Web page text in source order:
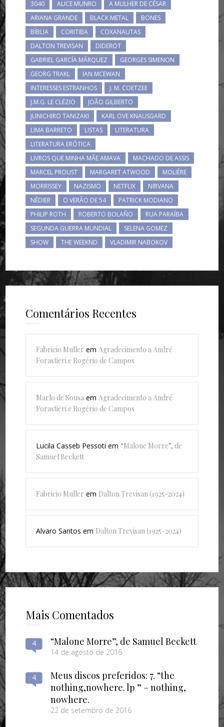
3040 ALICE MUNRO
A MULHER DE CÉSAR
ARIANA GRANDE
BLACK METAL
BONES
BÍBLIA
CORITIBA
COXANAUTAS
DALTON TREVISAN
DIDEROT
GABRIEL GARCÍA MÁRQUEZ
GEORGES SIMENON
GEORG TRAKL
IAN MCEWAN
INTERESSES ESTRANHOS
J. M. COETZEE
J.M.G. LE CLÉZIO
JOÃO GILBERTO
JUNICHIRO TANIZAKI
KARL OVE KNAUSGARD
LIMA BARRETO
LISTAS
LITERATURA
LITERATURA ERÓTICA
LIVROS QUE MINHA MÃE AMAVA
MACHADO DE ASSIS
MARCEL PROUST
MARGARET ATWOOD
MOLIÈRE
MORRISSEY
NAZISMO NETFLIX
NIRVANA
NÉDIER
O VERÃO DE 54
PATRICK MODIANO
PHILIP ROTH
ROBERTO BOLAÑO
RUA PARAÍBA
SEGUNDA GUERRA MUNDIAL
SELENA GOMEZ
SHOW
THE WEEKND VLADIMIR NABOKOV
Comentários Recentes
Fabricio Muller emAgradecimento a André
Forastieri e Rogério de Campos
Marlo de Sousa emAgradecimento a André
Forastieri e Rogério de Campos
Lucila Casseb Pessoti em “Malone Morre”, de
Samuel Beckett
Fabricio Muller em Dalton Trevisan (1925-2024)
Alvaro Santos em Dalton Trevisan (1925-2024)
Mais Comentados
4 “Malone Morre”, de Samuel Beckett
14 de agosto de 2016
4
Meus discos preferidos: 7. “the
nothing​,​nowhere. lp ” – nothing​,​
nowhere.
22 de setembro de 2016